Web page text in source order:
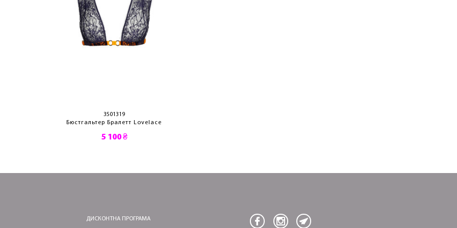
3501319
Бюстгальтер Бралетт Lovelace
5 100 ₴
ДИСКОНТНА ПРОГРАМА